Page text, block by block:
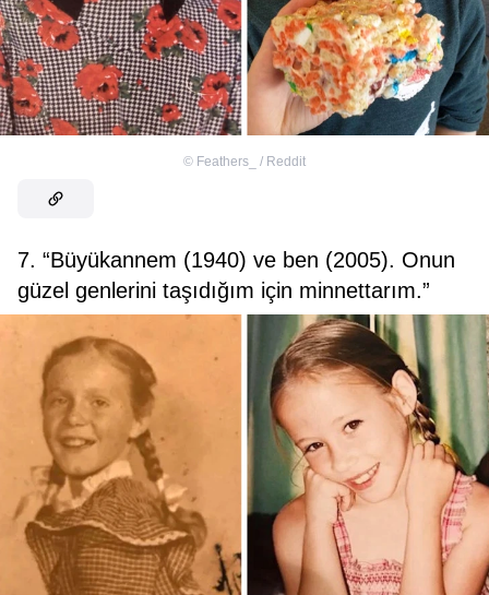
© Feathers_ / Reddit
7. “Büyükannem (1940) ve ben (2005). Onun
güzel genlerini taşıdığım için minnettarım.”